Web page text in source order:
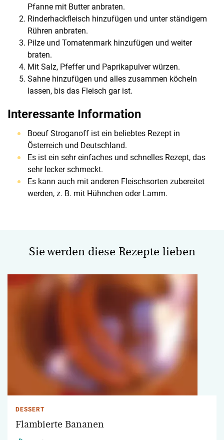
Pfanne mit Butter anbraten.
Rinderhackfleisch hinzufügen und unter ständigem
Rühren anbraten.
Pilze und Tomatenmark hinzufügen und weiter
braten.
Mit Salz, Pfeffer und Paprikapulver würzen.
Sahne hinzufügen und alles zusammen köcheln
lassen, bis das Fleisch gar ist.
Interessante Information
Boeuf Stroganoff ist ein beliebtes Rezept in
Österreich und Deutschland.
Es ist ein sehr einfaches und schnelles Rezept, das
sehr lecker schmeckt.
Es kann auch mit anderen Fleischsorten zubereitet
werden, z. B. mit Hühnchen oder Lamm.
Sie werden diese Rezepte lieben
DESSERT
Flambierte Bananen